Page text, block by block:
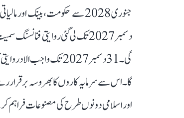
جنوری 2028 سے حکومت، بینک
دسمبر 2027 تک لی گئی روایتی
گی۔ 31 دسمبر 2027 تک
گا۔ اس سے سرمایہ کاروں کا بھروسہ برقرار
اور اسلامی دونوں طرح کی مصنوعات فراہم